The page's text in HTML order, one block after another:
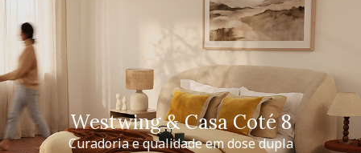
Westwing & Casa Coté 8
Curadoria e qualidade em dose dupla